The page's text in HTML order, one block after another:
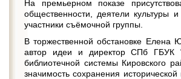
На премьерном показе
общественности, деятели культуры и
участники съёмочной группы.
В торжественной обстановке Елена
автор идеи и директор СПб ГБУК
библиотечной системы Кировского
значимость сохранения